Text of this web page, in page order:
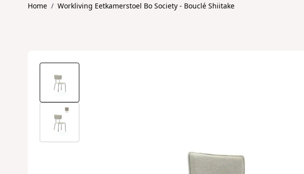
Home / Workliving Eetkamerstoel Bo Society - Bouclé Shiitake